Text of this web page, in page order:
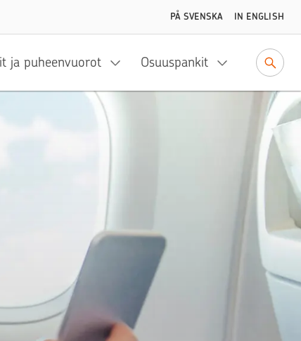
PÅ SVENSKA IN ENGLISH
ja puheenvuorot Osuuspankit